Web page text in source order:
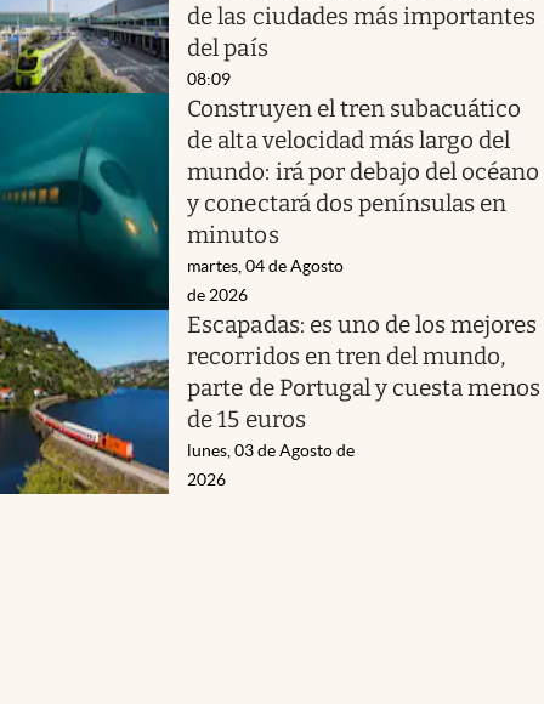
de las ciudades más importantes
del país
08:09
Construyen el tren subacuático
de alta velocidad más largo del
mundo: irá por debajo del océano
y conectará dos penínsulas en
minutos
martes, 04 de Agosto
de 2026
Escapadas: es uno de los mejores
recorridos en tren del mundo,
parte de Portugal y cuesta menos
de 15 euros
lunes, 03 de Agosto de
2026